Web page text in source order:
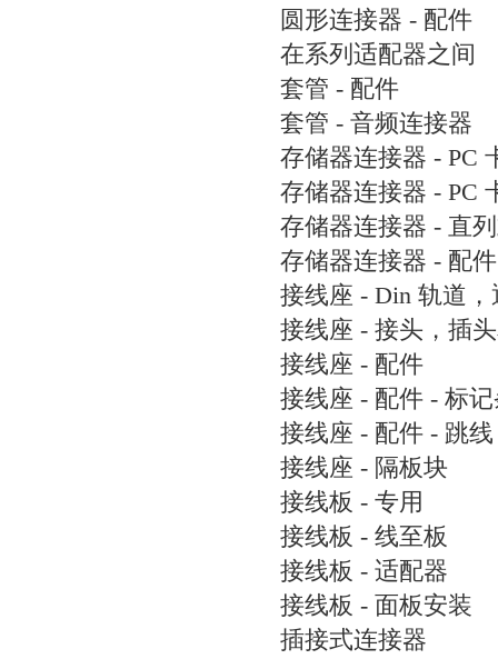
圆形连接器 - 配件
在系列适配器之间
套管 - 配件
套管 - 音频连接器
存储器连接器 - PC
存储器连接器 - PC
存储器连接器 - 直
存储器连接器 - 配件
接线座 - Din 轨道，
接线座 - 接头，插
接线座 - 配件
接线座 - 配件 - 标
接线座 - 配件 - 跳线
接线座 - 隔板块
接线板 - 专用
接线板 - 线至板
接线板 - 适配器
接线板 - 面板安装
插接式连接器